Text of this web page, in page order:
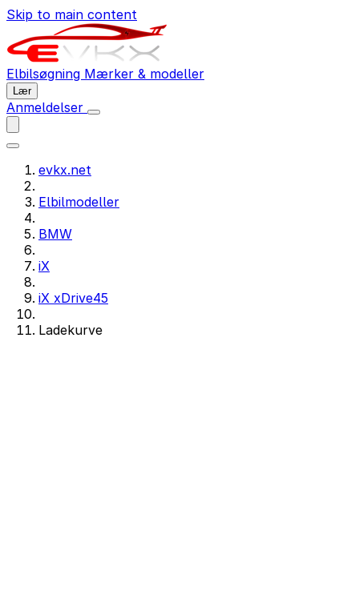
Skip to main content
Elbilsøgning Mærker & modeller
Lær
Anmeldelser
evkx.net
Elbilmodeller
BMW
iX
iX xDrive45
Ladekurve